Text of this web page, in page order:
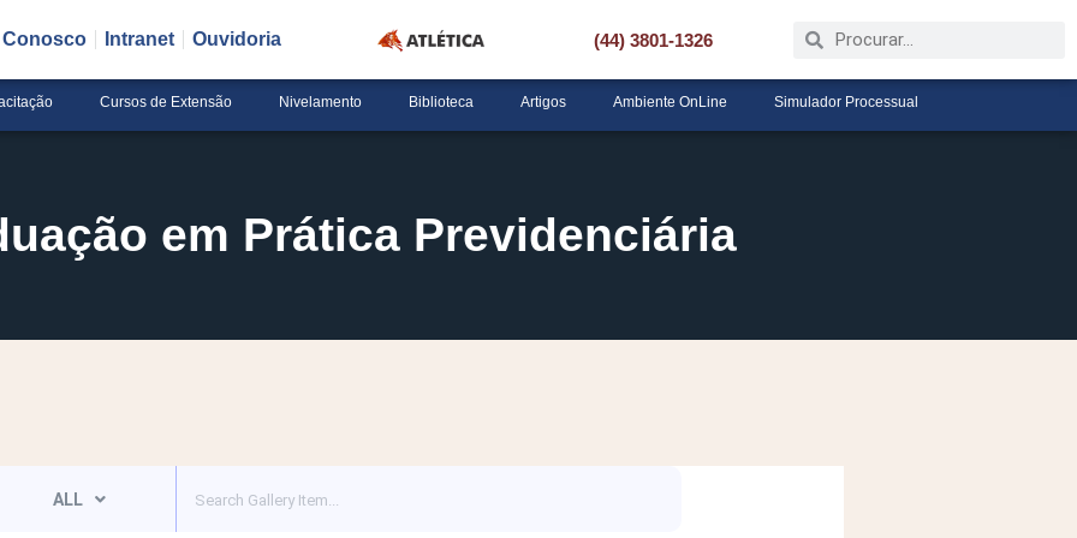
Conosco Intranet Ouvidoria (44) 3801-1326
Cursos de Extensão Nivelamento Biblioteca Artigos Ambiente OnLine Simulador Processual
em Prática Previdenciária
ALL